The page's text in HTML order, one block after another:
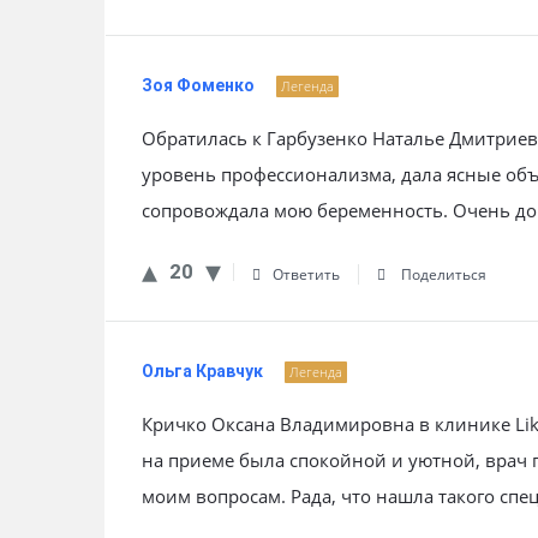
Зоя Фоменко Легенда
Обратилась к Гарбузенко Наталье
уровень профессионализма, дала ясные
сопровождала мою беременность. Очень
20 Ответить Поделиться
Ольга Кравчук Легенда
Кричко Оксана Владимировна в клинике
на приеме была спокойной и уютной, врач
моим вопросам. Рада, что нашла такого